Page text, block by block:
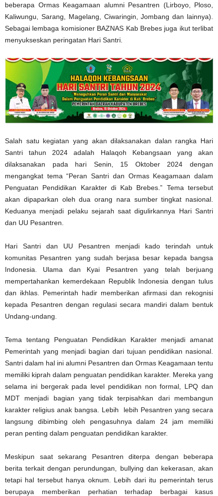
beberapa Ormas Keagamaan alumni Pesantren (Lirboyo, Ploso,
Kaliwungu, Sarang, Magelang, Ciwaringin, Jombang dan lainnya).
Sebagai lembaga komisioner BAZNAS Kab Brebes juga ikut terlibat
menyukseskan peringatan Hari Santri.
Salah satu kegiatan yang akan dilaksanakan dalan rangka Hari
Santri tahun 2024 adalah Halaqoh Kebangsaan yang akan
dilaksanakan pada hari Senin, 15 Oktober 2024 dengan
mengangkat tema “Peran Santri dan Ormas Keagamaan dalam
Penguatan Pendidikan Karakter di Kab Brebes.” Tema tersebut
akan dipaparkan oleh dua orang nara sumber tingkat nasional.
Keduanya menjadi pelaku sejarah saat digulirkannya Hari Santri
dan UU Pesantren.
Hari Santri dan UU Pesantren menjadi kado terindah untuk
komunitas Pesantren yang sudah berjasa besar kepada bangsa
Indonesia. Ulama dan Kyai Pesantren yang telah berjuang
mempertahankan kemerdekaan Republik Indonesia dengan tulus
dan ikhlas. Pemerintah hadir memberikan afirmasi dan rekognisi
kepada Pesantren dengan regulasi secara mandiri dalam bentuk
Undang-undang.
Tema tentang Penguatan Pendidikan Karakter menjadi amanat
Pemerintah yang menjadi bagian dari tujuan pendidikan nasional.
Santri dalam hal ini alumni Pesantren dan Ormas Keagamaan tentu
memiliki kiprah dalam penguatan pendidikan karakter. Mereka yang
selama ini bergerak pada level pendidikan non formal, LPQ dan
MDT menjadi bagian yang tidak terpisahkan dari membangun
karakter religius anak bangsa. Lebih lebih Pesantren yang secara
langsung dibimbing oleh pengasuhnya dalam 24 jam memiliki
peran penting dalam penguatan pendidikan karakter.
Meskipun saat sekarang Pesantren diterpa dengan beberapa
berita terkait dengan perundungan, bullying dan kekerasan, akan
tetapi hal tersebut hanya oknum. Lebih dari itu pemerintah terus
berupaya memberikan perhatian terhadap berbagai kasus